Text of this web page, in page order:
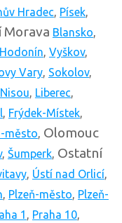
Hradec, Písek,
Morava Blansko,
Hodonín, Vyškov,
Vary, Sokolov,
, Liberec,
, Frýdek-Místek,
město, Olomouc
, Šumperk, Ostatní
, Ústí nad Orlicí,
, Plzeň-město, Plzeň-
1 , Praha 10,